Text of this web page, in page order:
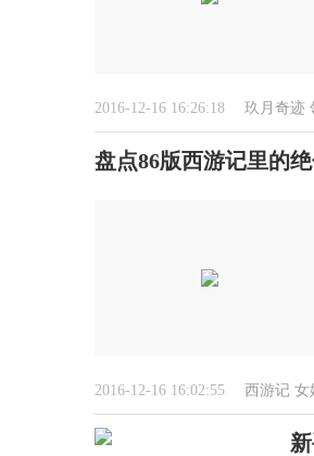
2016-12-16 16:26:18 玖月奇迹
盘点86版西游记里的
2016-12-16 16:02:55 西游记 女